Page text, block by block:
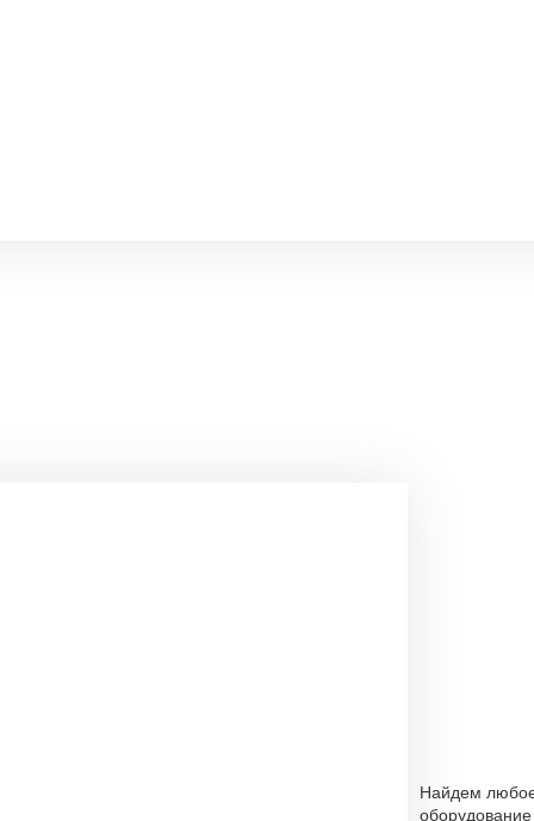
Найдем
оборудование